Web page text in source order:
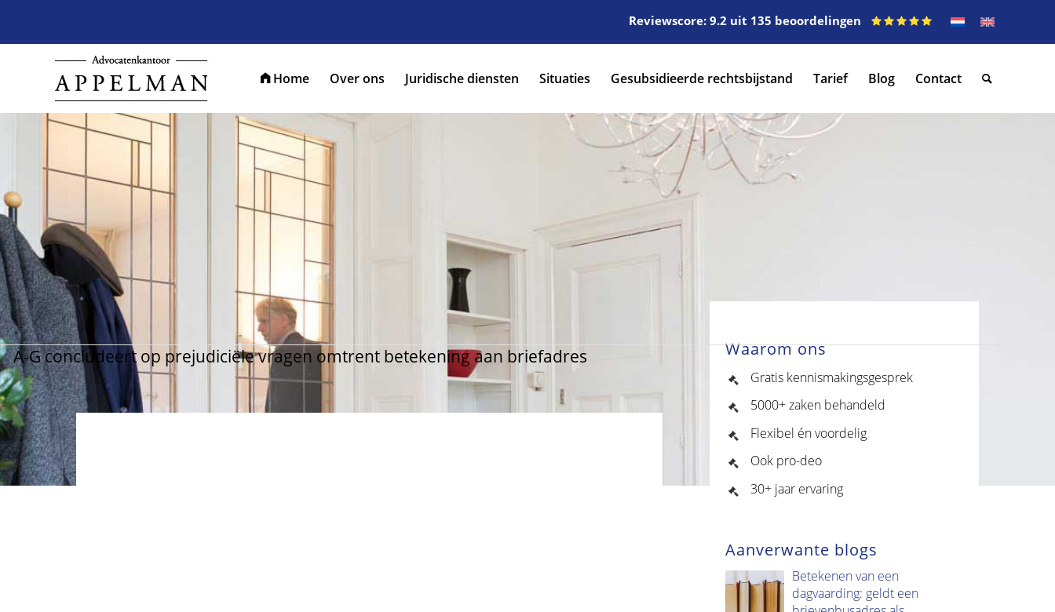
Reviewscore: 9.2 uit 135 beoordelingen
Home Over ons Juridische diensten Situaties Gesubsidieerde rechtsbijstand Tarief Blog Contact
A-G concludeert op prejudiciële vragen omtrent betekening aan briefadres Waarom ons
Gratis kennismakingsgesprek
5000+ zaken behandeld
Flexibel én voordelig
Ook pro-deo
30+ jaar ervaring
Aanverwante blogs
Betekenen van een
dagvaarding: geldt een